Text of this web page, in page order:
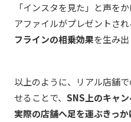
「インスタを見た」と声を
アファイルがプレゼントされ
フラインの相乗効果を生み出
以上のように、リアル店舗
せることで、 SNS上のキャ
実際の店舗へ足を運ぶきっ